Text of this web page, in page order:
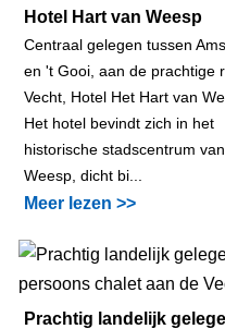
Hotel Hart van Weesp
Centraal gelegen tussen
en 't Gooi, aan de prachtige
Vecht, Hotel Het Hart van
Het hotel bevindt zich in het
historische stadscentrum van
Weesp, dicht bi...
Meer lezen >>
Prachtig landelijk